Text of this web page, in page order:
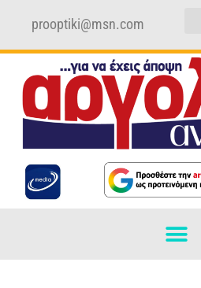
prooptiki@msn.com